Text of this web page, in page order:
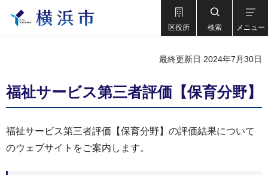
区役所 検索 メニュー
最終更新日 2024年7月30日
福祉サービス第三者評価【保育分野】
福祉サービス第三者評価【保育分野】の評価結果について
のウェブサイトをご案内します。